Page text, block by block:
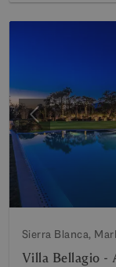
Poprzedni
Sierra Blanca,
Villa Bellagio -